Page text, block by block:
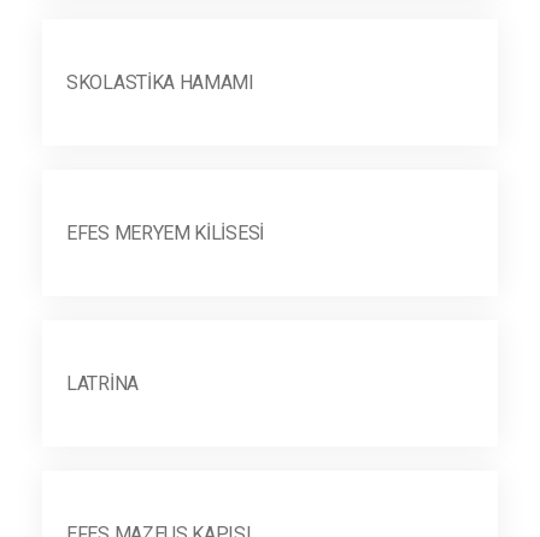
SKOLASTIKA HAMAMI
EFES MERYEM KILISESI
LATRINA